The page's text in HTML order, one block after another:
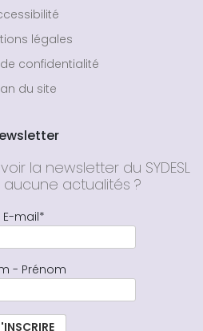
légales
confidentialité
du site
la newsletter du SYDESL
actualités ?
E-mail*
- Prénom